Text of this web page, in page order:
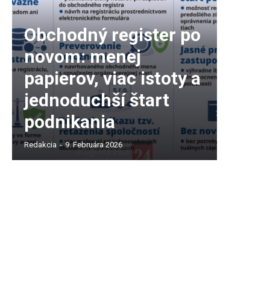
Obchodný register po
novom: menej
papierov, viac istoty a
jednoduchší štart
podnikania
Redakcia - 9. Februára 2026